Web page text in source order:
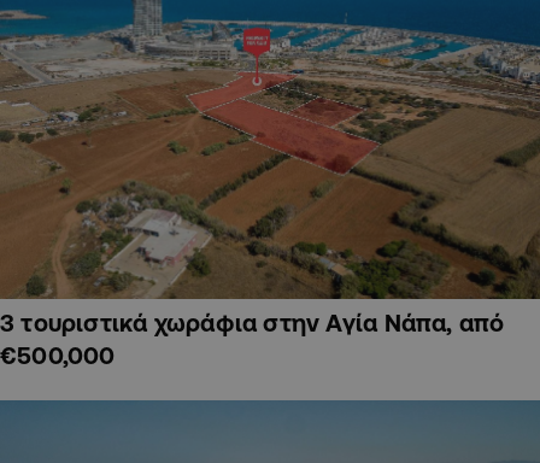
3 τουριστικά χωράφια στην Αγία Νάπα, από
€500,000